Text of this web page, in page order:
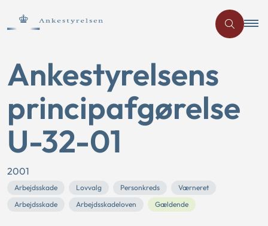
Ankestyrelsens
principafgørelse
U-32-01
2001
Arbejdsskade Lovvalg Personkreds
Værneret
Arbejdsskade
Arbejdsskadeloven Gældende